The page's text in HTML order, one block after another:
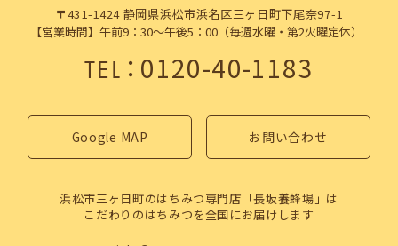
〒431-1424 静岡県浜松市浜名区三ヶ日町下尾奈97-1
【営業時間】午前9：30～午後5：00（毎週水曜・第2火曜定休）
TEL：0120-40-1183
Google MAP お問い合わせ
浜松市三ヶ日町のはちみつ専門店「長坂養蜂場」は
こだわりのはちみつを全国にお届けします